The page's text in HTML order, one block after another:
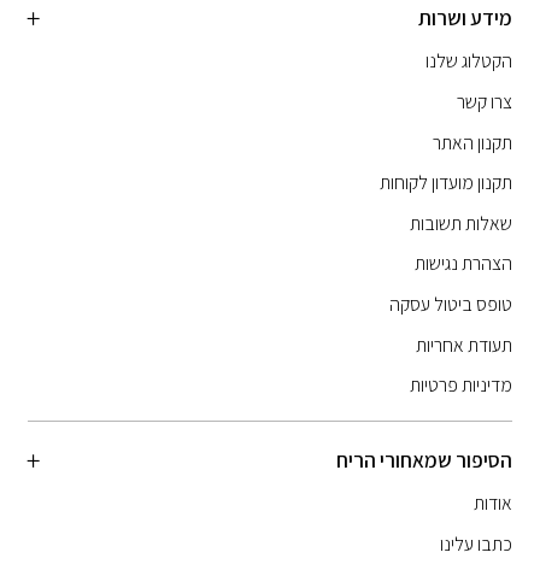
מידע ושרות
הקטלוג שלנו
צרו קשר
תקנון האתר
תקנון מועדון לקוחות
שאלות תשובות
הצהרת נגישות
טופס ביטול עסקה
תעודת אחריות
מדיניות פרטיות
הסיפור שמאחורי הריח
אודות
כתבו עלינו